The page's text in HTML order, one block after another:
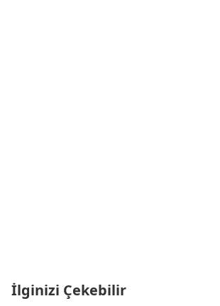
İlginizi Çekebilir